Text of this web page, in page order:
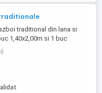
traditional din lana si
1,40x2,00m si 1 buc